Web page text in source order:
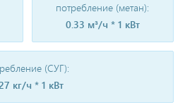
потребление (метан):
0.33 м³/ч * 1 кВт
(СУГ):
кг/ч * 1 кВт